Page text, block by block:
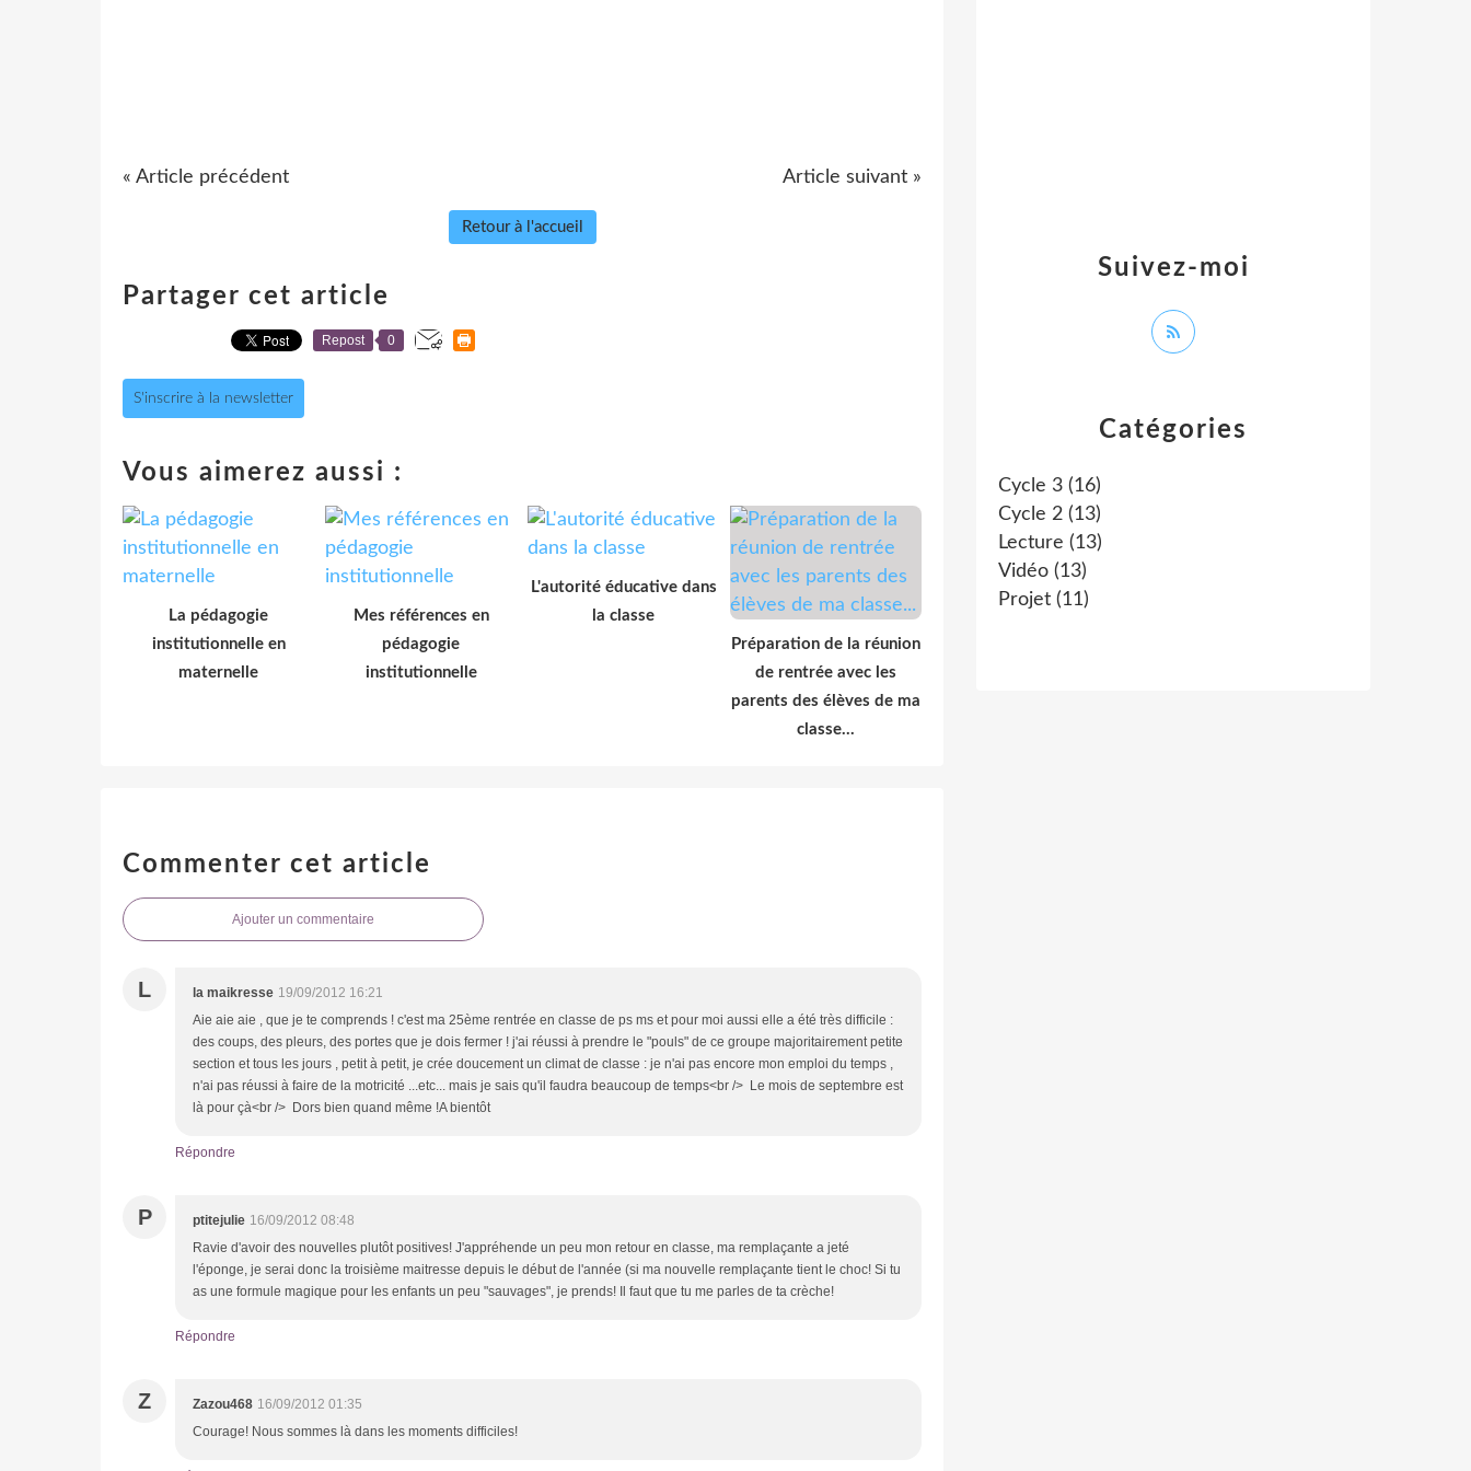
« Article précédent Article suivant »
Retour à l'accueil
Partager cet article
Repost 0
S'inscrire à la newsletter
Vous aimerez aussi :
La pédagogie
institutionnelle en
maternelle
Mes références en
pédagogie
institutionnelle
L'autorité éducative dans
la classe
Préparation de la réunion
de rentrée avec les
parents des élèves de ma
classe...
Commenter cet article
Ajouter un commentaire
L la maikresse 19/09/2012 16:21
Aie aie aie , que je te comprends ! c'est ma 25ème rentrée en classe de ps ms et pour moi aussi elle a été très difficile :
des coups, des pleurs, des portes que je dois fermer ! j'ai réussi à prendre le "pouls" de ce groupe majoritairement petite
section et tous les jours , petit à petit, je crée doucement un climat de classe : je n'ai pas encore mon emploi du temps ,
n'ai pas réussi à faire de la motricité ...etc... mais je sais qu'il faudra beaucoup de temps<br /> Le mois de septembre est
là pour çà<br /> Dors bien quand même !A bientôt
Répondre
P ptitejulie 16/09/2012 08:48
Ravie d'avoir des nouvelles plutôt positives! J'appréhende un peu mon retour en classe, ma remplaçante a jeté
l'éponge, je serai donc la troisième maitresse depuis le début de l'année (si ma nouvelle remplaçante tient le choc! Si tu
as une formule magique pour les enfants un peu "sauvages", je prends! Il faut que tu me parles de ta crèche!
Répondre
Z Zazou468 16/09/2012 01:35
Courage! Nous sommes là dans les moments difficiles!
Catégories
Cycle 3 (16)
Cycle 2 (13)
Lecture (13)
Vidéo (13)
Projet (11)
Suivez-moi